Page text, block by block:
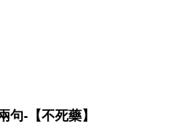
句-【不死藥】